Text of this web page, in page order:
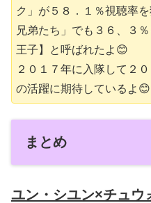
ク」が５８．１％視聴率
兄弟たち」でも３６、３
王子】と呼ばれたよ😊
２０１７年に入隊して２
の活躍に期待しているよ😊
まとめ
ユン・シユン×チュウ